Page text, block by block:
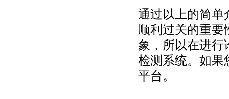
通过以上的简单
顺利过关的重
象，所以在进行
检测系统。如果
平台。